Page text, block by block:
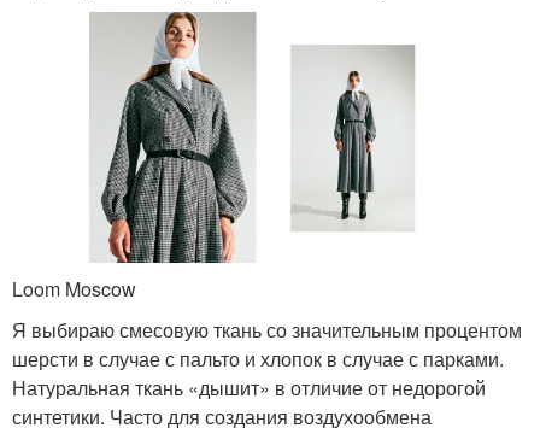
Loom Moscow
Я выбираю смесовую ткань со значительным процентом
шерсти в случае с пальто и хлопок в случае с парками.
Натуральная ткань «дышит» в отличие от недорогой
синтетики. Часто для создания воздухообмена